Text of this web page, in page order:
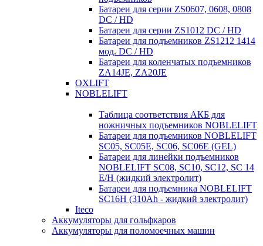
Батареи для серии ZS0607, 0608, 0808
DC / HD
Батареи для серии ZS1012 DC / HD
Батареи для подъемников ZS1212 1414
мод. DC / HD
Батареи для коленчатых подъемников
ZA14JE, ZA20JE
OXLIFT
NOBLELIFT
Таблица соответствия АКБ для
ножничных подъемников NOBLELIFT
Батареи для подъемников NOBLELIFT
SC05, SC05E, SC06, SC06E (GEL)
Батареи для линейки подъемников
NOBLELIFT SC08, SC10, SC12, SC 14
E/H (жидкий электролит)
Батареи для подъемника NOBLELIFT
SC16H (310Ah - жидкий электролит)
Iteco
Аккумуляторы для гольфкаров
Аккумуляторы для поломоечных машин